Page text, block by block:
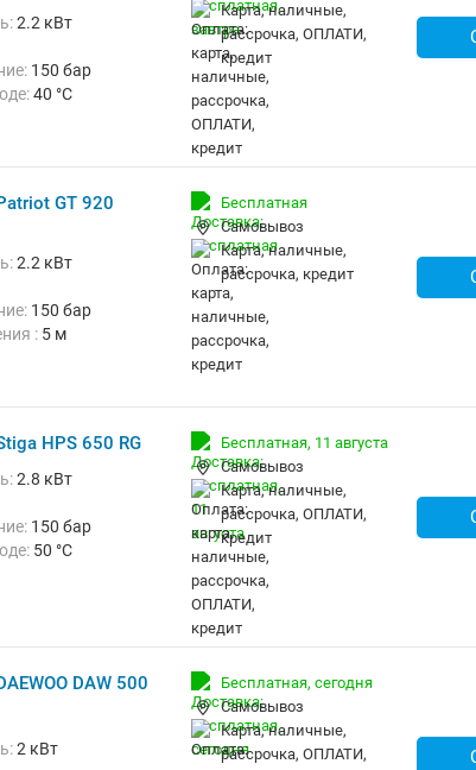
2.2 кВт
150 бар
40 °C
карта, наличные,
рассрочка, ОПЛАТИ,
кредит
GT 920
2.2 кВт
150 бар
: 5 м
Бесплатная
Самовывоз
карта, наличные,
рассрочка, кредит
HPS 650 RG
2.8 кВт
150 бар
50 °C
Бесплатная, 11 августа
Самовывоз
карта, наличные,
рассрочка, ОПЛАТИ,
кредит
DAW 500
2 кВт
Бесплатная, сегодня
Самовывоз
карта, наличные,
рассрочка, ОПЛАТИ,